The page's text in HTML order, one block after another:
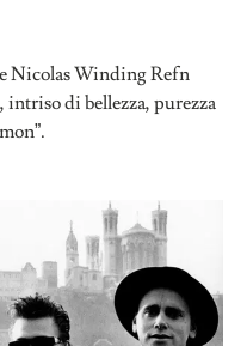
Nicolas Winding Refn
intriso di bellezza, purezza